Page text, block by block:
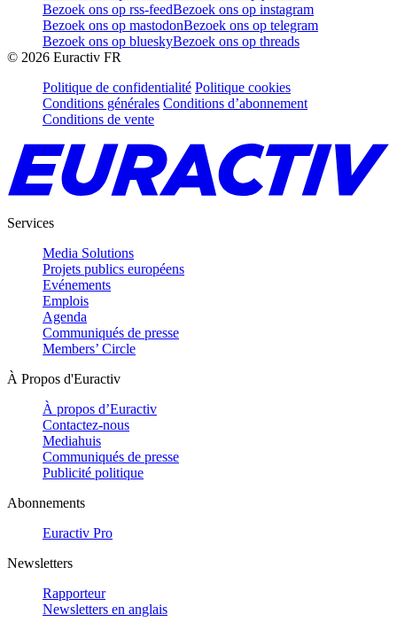
Bezoek ons op rss-feedBezoek ons op instagram
Bezoek ons op mastodonBezoek ons op telegram
Bezoek ons op blueskyBezoek ons op threads
© 2026 Euractiv FR
Politique de confidentialité Politique cookies
Conditions générales Conditions d’abonnement
Conditions de vente
Services
Media Solutions
Projets publics européens
Evénements
Emplois
Agenda
Communiqués de presse
Members’ Circle
À Propos d'Euractiv
À propos d’Euractiv
Contactez-nous
Mediahuis
Communiqués de presse
Publicité politique
Abonnements
Euractiv Pro
Newsletters
Rapporteur
Newsletters en anglais